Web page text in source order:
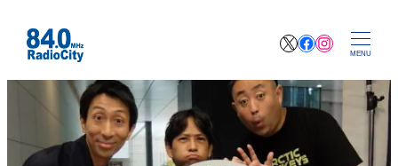
XFacebook
MENU